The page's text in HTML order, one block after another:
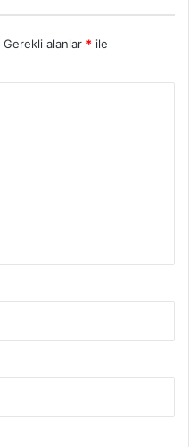
Gerekli alanlar * ile